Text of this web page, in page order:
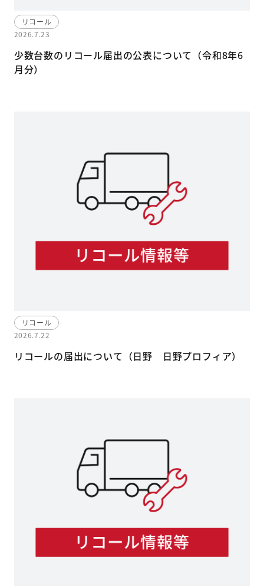
リコール
2026.7.23
少数台数のリコール届出の公表について（令和8年6
月分）
リコール
2026.7.22
リコールの届出について（日野 日野プロフィア）